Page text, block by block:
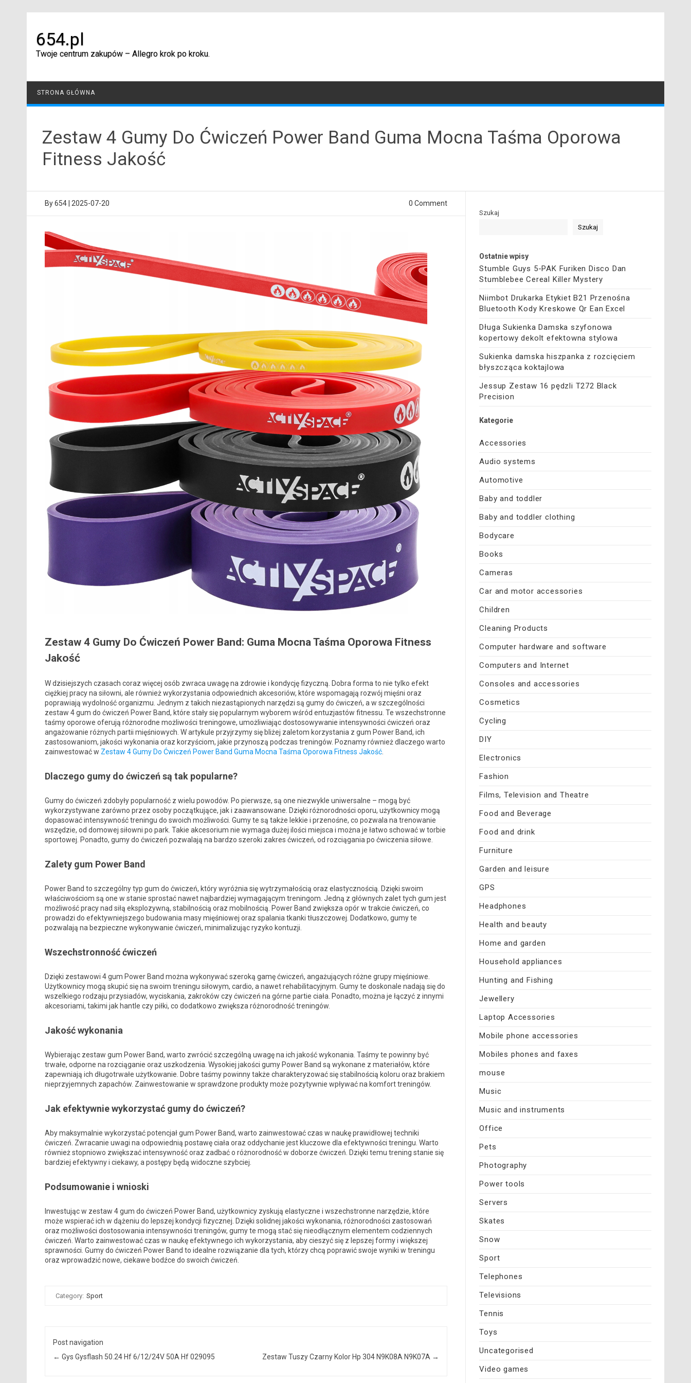
654.pl
Twoje centrum zakupów – Allegro krok po kroku.
STRONA GŁÓWNA
Zestaw 4 Gumy Do Ćwiczeń Power Band Guma Mocna Taśma Oporowa
Fitness Jakość
By654 2025-07-20 0 Comment
Zestaw 4 Gumy Do Ćwiczeń Power Band: Guma Mocna Taśma Oporowa Fitness
Jakość
W dzisiejszych czasach coraz więcej osób zwraca uwagę na zdrowie i kondycję fizyczną. Dobra forma to nie tylko efekt
ciężkiej pracy na siłowni, ale również wykorzystania odpowiednich akcesoriów, które wspomagają rozwój mięśni oraz
poprawiają wydolność organizmu. Jednym z takich niezastąpionych narzędzi są gumy do ćwiczeń, a w szczególności
zestaw 4 gum do ćwiczeń Power Band, które stały się popularnym wyborem wśród entuzjastów fitnessu. Te wszechstronne
taśmy oporowe oferują różnorodne możliwości treningowe, umożliwiając dostosowywanie intensywności ćwiczeń oraz
angażowanie różnych partii mięśniowych. W artykule przyjrzymy się bliżej zaletom korzystania z gum Power Band, ich
zastosowaniom, jakości wykonania oraz korzyściom, jakie przynoszą podczas treningów. Poznamy również dlaczego warto
zainwestować w Zestaw 4 Gumy Do Ćwiczeń Power Band Guma Mocna Taśma Oporowa Fitness Jakość.
Dlaczego gumy do ćwiczeń są tak popularne?
Gumy do ćwiczeń zdobyły popularność z wielu powodów. Po pierwsze, są one niezwykle uniwersalne – mogą być
wykorzystywane zarówno przez osoby początkujące, jak i zaawansowane. Dzięki różnorodności oporu, użytkownicy mogą
dopasować intensywność treningu do swoich możliwości. Gumy te są także lekkie i przenośne, co pozwala na trenowanie
wszędzie, od domowej siłowni po park. Takie akcesorium nie wymaga dużej ilości miejsca i można je łatwo schować w torbie
sportowej. Ponadto, gumy do ćwiczeń pozwalają na bardzo szeroki zakres ćwiczeń, od rozciągania po ćwiczenia siłowe.
Zalety gum Power Band
Power Band to szczególny typ gum do ćwiczeń, który wyróżnia się wytrzymałością oraz elastycznością. Dzięki swoim
właściwościom są one w stanie sprostać nawet najbardziej wymagającym treningom. Jedną z głównych zalet tych gum jest
możliwość pracy nad siłą eksplozywną, stabilnością oraz mobilnością. Power Band zwiększa opór w trakcie ćwiczeń, co
prowadzi do efektywniejszego budowania masy mięśniowej oraz spalania tkanki tłuszczowej. Dodatkowo, gumy te
pozwalają na bezpieczne wykonywanie ćwiczeń, minimalizując ryzyko kontuzji.
Wszechstronność ćwiczeń
Dzięki zestawowi 4 gum Power Band można wykonywać szeroką gamę ćwiczeń, angażujących różne grupy mięśniowe.
Użytkownicy mogą skupić się na swoim treningu siłowym, cardio, a nawet rehabilitacyjnym. Gumy te doskonale nadają się do
wszelkiego rodzaju przysiadów, wyciskania, zakroków czy ćwiczeń na górne partie ciała. Ponadto, można je łączyć z innymi
akcesoriami, takimi jak hantle czy piłki, co dodatkowo zwiększa różnorodność treningów.
Jakość wykonania
Wybierając zestaw gum Power Band, warto zwrócić szczególną uwagę na ich jakość wykonania. Taśmy te powinny być
trwałe, odporne na rozciąganie oraz uszkodzenia. Wysokiej jakości gumy Power Band są wykonane z materiałów, które
zapewniają ich długotrwałe użytkowanie. Dobre taśmy powinny także charakteryzować się stabilnością koloru oraz brakiem
nieprzyjemnych zapachów. Zainwestowanie w sprawdzone produkty może pozytywnie wpływać na komfort treningów.
Jak efektywnie wykorzystać gumy do ćwiczeń?
Aby maksymalnie wykorzystać potencjał gum Power Band, warto zainwestować czas w naukę prawidłowej techniki
ćwiczeń. Zwracanie uwagi na odpowiednią postawę ciała oraz oddychanie jest kluczowe dla efektywności treningu. Warto
również stopniowo zwiększać intensywność oraz zadbać o różnorodność w doborze ćwiczeń. Dzięki temu trening stanie się
bardziej efektywny i ciekawy, a postępy będą widoczne szybciej.
Podsumowanie i wnioski
Inwestując w zestaw 4 gum do ćwiczeń Power Band, użytkownicy zyskują elastyczne i wszechstronne narzędzie, które
może wspierać ich w dążeniu do lepszej kondycji fizycznej. Dzięki solidnej jakości wykonania, różnorodności zastosowań
oraz możliwości dostosowania intensywności treningów, gumy te mogą stać się nieodłącznym elementem codziennych
ćwiczeń. Warto zainwestować czas w naukę efektywnego ich wykorzystania, aby cieszyć się z lepszej formy i większej
sprawności. Gumy do ćwiczeń Power Band to idealne rozwiązanie dla tych, którzy chcą poprawić swoje wyniki w treningu
oraz wprowadzić nowe, ciekawe bodźce do swoich ćwiczeń.
Category: Sport
Post navigation
← Gys Gysflash 50.24 Hf 6/12/24V 50A Hf 029095 Zestaw Tuszy Czarny Kolor Hp 304 N9K08A N9K07A →
Szukaj
Szukaj
Ostatnie wpisy
Stumble Guys 5-PAK Furiken Disco Dan
Stumblebee Cereal Killer Mystery
Niimbot Drukarka Etykiet B21 Przenośna
Bluetooth Kody Kreskowe Qr Ean Excel
Długa Sukienka Damska szyfonowa
kopertowy dekolt efektowna stylowa
Sukienka damska hiszpanka z rozcięciem
błyszcząca koktajlowa
Jessup Zestaw 16 pędzli T272 Black
Precision
Kategorie
Accessories
Audio systems
Automotive
Baby and toddler
Baby and toddler clothing
Bodycare
Books
Cameras
Car and motor accessories
Children
Cleaning Products
Computer hardware and software
Computers and Internet
Consoles and accessories
Cosmetics
Cycling
DIY
Electronics
Fashion
Films, Television and Theatre
Food and Beverage
Food and drink
Furniture
Garden and leisure
GPS
Headphones
Health and beauty
Home and garden
Household appliances
Hunting and Fishing
Jewellery
Laptop Accessories
Mobile phone accessories
Mobiles phones and faxes
mouse
Music
Music and instruments
Office
Pets
Photography
Power tools
Servers
Skates
Snow
Sport
Telephones
Televisions
Tennis
Toys
Uncategorised
Video games